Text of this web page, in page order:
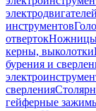
электродвигателей
инструментов
отвертокНожницы
керны, выколотки
бурения и
сверления
гейферные